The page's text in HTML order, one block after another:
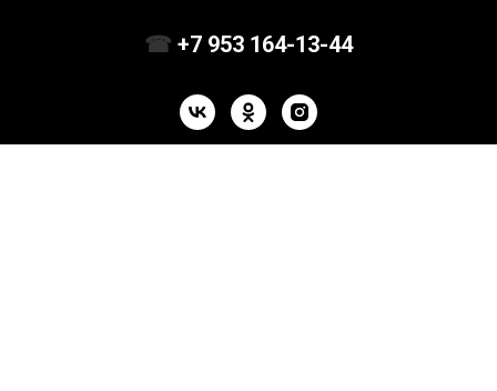
☎ +7 953 164-13-44